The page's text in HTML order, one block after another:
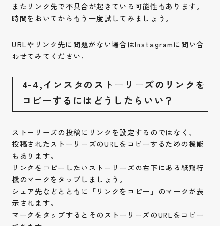
Contact
採用情報
Instagram Privacy Policy
またリンク先で不具合が起きている可能性もあります。
時間をおいてからもう一度試してみましょう。
URLやリンク先に問題がない場合はInstagramに問い合
わせてみてください。
4-4,インスタのストーリーズのリンクを
コピーするにはどうしたらいい？
ストーリーズの投稿にリンクを設定するのではなく、
投稿されたストーリーズのURLをコピーするための機能
もあります。
リンクをコピーしたいストーリーズの右下にある紙飛行
機のマークをタップしましょう。
シェア先などとともに「リンクをコピー」のマークが表
示されます。
マークをタップするとそのストーリーズのURLをコピー